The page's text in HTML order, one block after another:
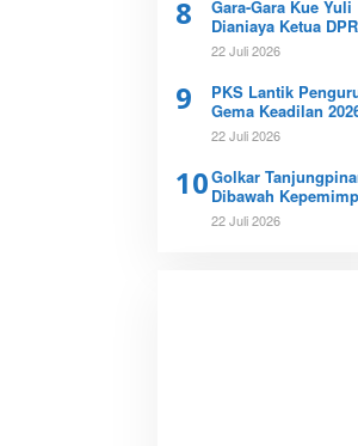
8
Gara-Gara Kue Yuli
Dianiaya Ketua
22 Juli 2026
9
PKS Lantik
Gema Keadilan
22 Juli 2026
10Golkar
Dibawah
Fathir Bergerak
Menangkan Pemilu
22 Juli 2026